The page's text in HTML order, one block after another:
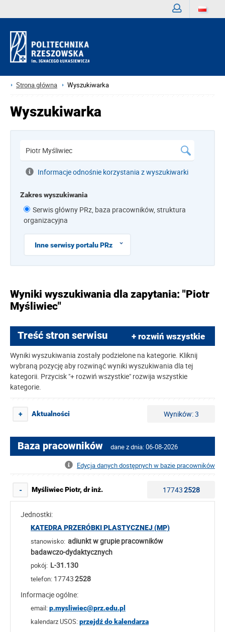
Strona główna Wyszukiwarka
Wyszukiwarka
Informacje odnośnie korzystania z wyszukiwarki
Zakres wyszukiwania
Serwis główny PRz, baza pracowników, struktura
organizacyjna
Inne serwisy portalu PRz
Wyniki wyszukiwania dla zapytania: "Piotr
Myśliwiec"
Treść stron serwisu + rozwiń wszystkie
Wyniki wyszukiwania zostały podzielone na kategorie. Kliknij
wybraną pozycję aby rozwinąć wyniki wyszukiwania dla tej
kategorii. Przycisk "+ rozwiń wszystkie" rozwija wszystkie
kategorie.
+ Aktualności Wyników: 3
Baza pracowników dane z dnia: 06-08-2026
Edycja danych dostępnych w bazie pracowników
- Myśliwiec Piotr, dr inż. 177432528
Jednostki:
KATEDRA PRZERÓBKI PLASTYCZNEJ (MP)
stanowisko: adiunkt w grupie pracowników
badawczo-dydaktycznych
pokój: L-31.130
telefon: 177432528
Informacje ogólne:
email:p.mysliwiec@prz.edu.pl
kalendarz USOS:przejdź do kalendarza